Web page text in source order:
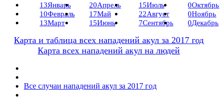
13Январь
10Февраль
13Март
20Апрель
17Май
15Июнь
15Июль
22Август
7Сентябрь
0Октябрь
0Ноябрь
0Декабрь
Карта и таблица всех нападений акул за 2017 год
Карта всех нападений акул на людей
Все случаи нападений акул за 2017 год